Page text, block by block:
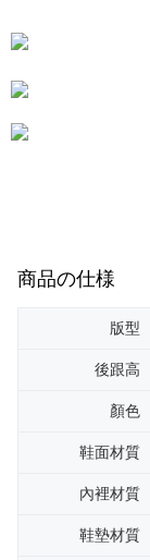
ります。支払い期限
の同意を得れば
個人情報の処理、利
行使したい場合は、
理、利用を許可す
商品の仕様
版型
後跟高
顏色
鞋面材質
內裡材質
鞋墊材質